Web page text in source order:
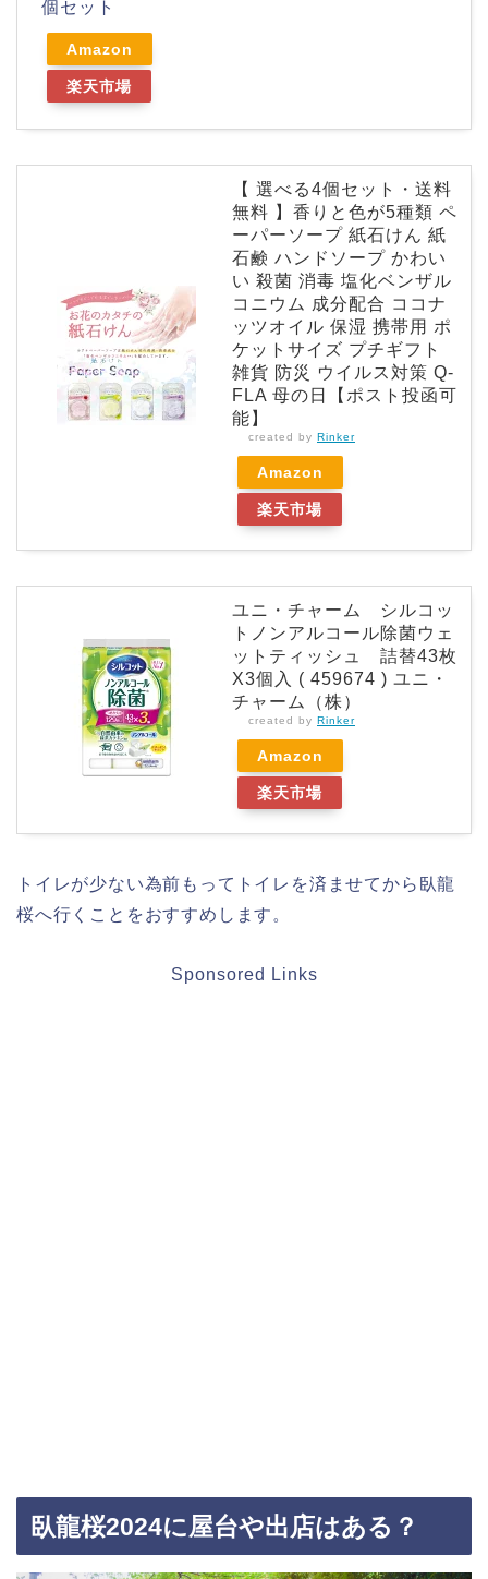
個セット
Amazon
楽天市場
【 選べる4個セット・送料
無料 】香りと色が5種類 ペ
ーパーソープ 紙石けん 紙
石鹸 ハンドソープ かわい
い 殺菌 消毒 塩化ベンザル
コニウム 成分配合 ココナ
ッツオイル 保湿 携帯用 ポ
ケットサイズ プチギフト
雑貨 防災 ウイルス対策 Q-
FLA 母の日【ポスト投函可
能】
created by Rinker
Amazon
楽天市場
ユニ・チャーム シルコッ
トノンアルコール除菌ウェ
ットティッシュ 詰替43枚
X3個入 ( 459674 ) ユニ・
チャーム（株）
created by Rinker
Amazon
楽天市場
トイレが少ない為前もってトイレを済ませてから臥龍
桜へ行くことをおすすめします。
Sponsored Links
臥龍桜2024に屋台や出店はある？